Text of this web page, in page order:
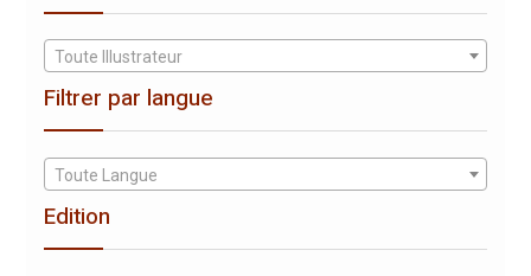
Toute Illustrateur
Filtrer par langue
Toute Langue
Edition